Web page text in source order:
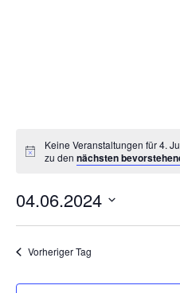
Keine Veranstaltungen für 4.
zu den nächsten
04.06.2024
wählen.
Vorheriger Tag